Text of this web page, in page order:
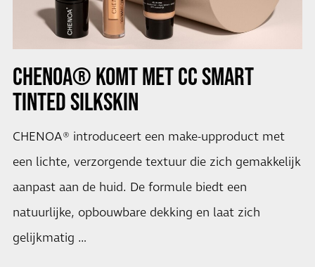
CHENOA® KOMT MET CC SMART
TINTED SILKSKIN
CHENOA® introduceert een make-upproduct met
een lichte, verzorgende textuur die zich gemakkelijk
aanpast aan de huid. De formule biedt een
natuurlijke, opbouwbare dekking en laat zich
gelijkmatig …